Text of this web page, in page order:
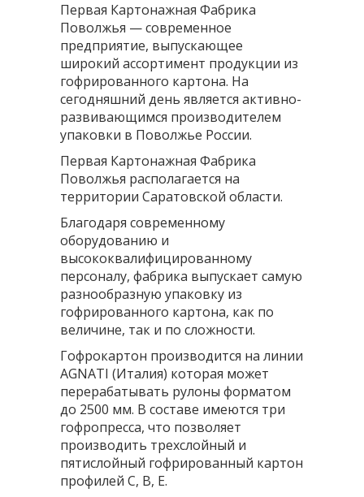
Первая Картонажная Фабрика
Поволжья — современное
предприятие, выпускающее
широкий ассортимент продукции из
гофрированного картона. На
сегодняшний день является активно-
развивающимся производителем
упаковки в Поволжье России.
Первая Картонажная Фабрика
Поволжья располагается на
территории Саратовской области.
Благодаря современному
оборудованию и
высококвалифицированному
персоналу, фабрика выпускает самую
разнообразную упаковку из
гофрированного картона, как по
величине, так и по сложности.
Гофрокартон производится на линии
AGNATI (Италия) которая может
перерабатывать рулоны форматом
до 2500 мм. В составе имеются три
гофропресса, что позволяет
производить трехслойный и
пятислойный гофрированный картон
профилей С, В, Е.